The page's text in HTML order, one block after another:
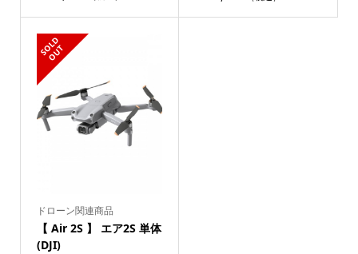
S
O
L
D
O
U
T
ドローン関連商品
【 Air 2S 】 エア2S 単体
(DJI)